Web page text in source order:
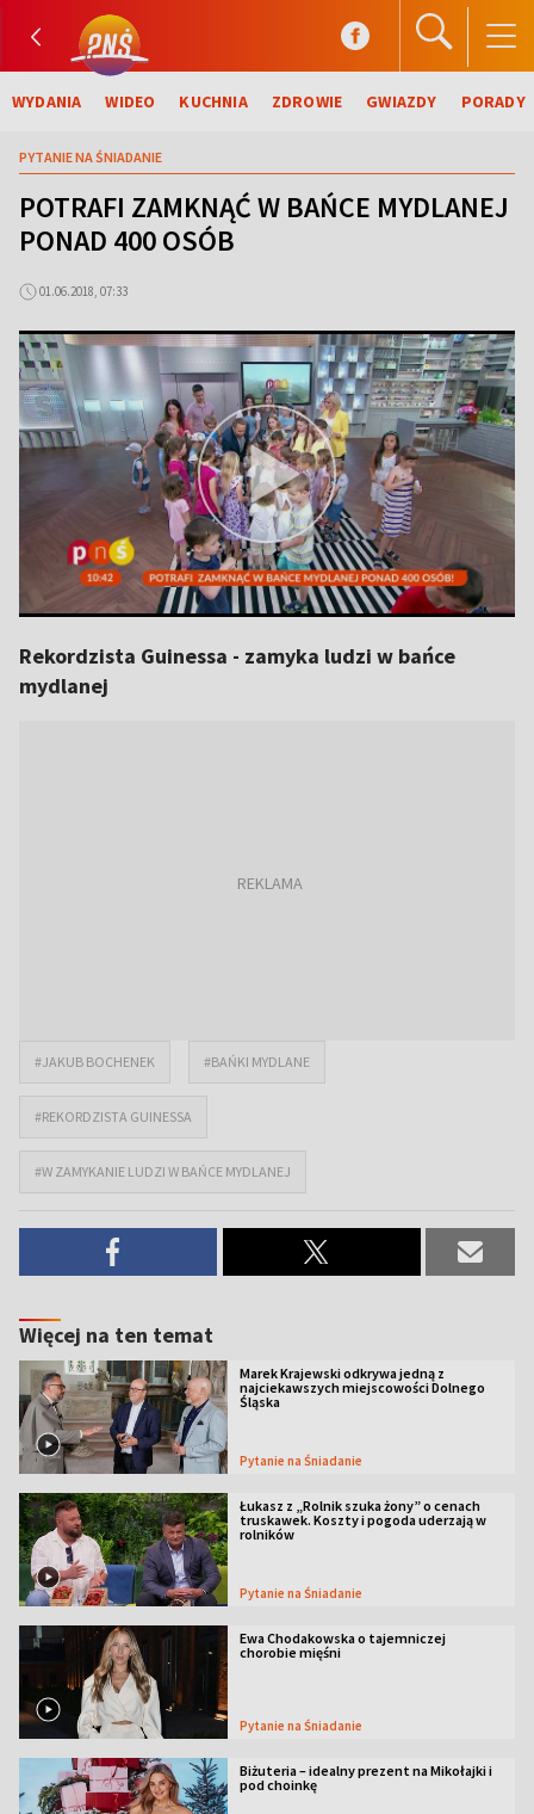
WYDANIA WIDEO KUCHNIA ZDROWIE GWIAZDY PORADY
PYTANIE NA ŚNIADANIE
POTRAFI ZAMKNĄĆ W BAŃCE MYDLANEJ
PONAD 400 OSÓB
01.06.2018, 07:33
Rekordzista Guinessa - zamyka ludzi w bańce
mydlanej
#JAKUB BOCHENEK #BAŃKI MYDLANE
#REKORDZISTA GUINESSA
#W ZAMYKANIE LUDZI W BAŃCE MYDLANEJ
Więcej na ten temat
Marek Krajewski odkrywa jedną z
najciekawszych miejscowości Dolnego
Śląska
Pytanie na Śniadanie
Łukasz z „Rolnik szuka żony” o cenach
truskawek. Koszty i pogoda uderzają w
rolników
Pytanie na Śniadanie
Ewa Chodakowska o tajemniczej
chorobie mięśni
Pytanie na Śniadanie
Biżuteria – idealny prezent na Mikołajki i
pod choinkę